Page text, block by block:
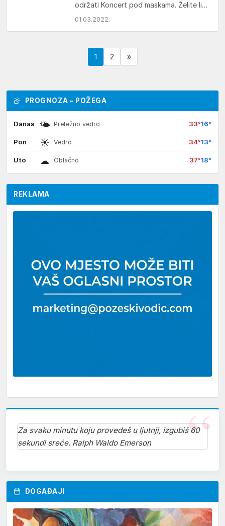
održati Koncert pod maskama. Želite li
saznati što su ‘maskirani glazbenjaci’
01.03.2022.
1 2 »
PROGNOZA – POŽEGA
Danas 🌤 Pretežno vedro 33°16°
Pon ☀ Vedro 34°13°
Uto ☁ Oblačno 37°18°
REKLAMA
Za svaku minutu koju provedeš u ljutnji, izgubiš 60
sekundi sreće. Ralph Waldo Emerson
DOGAĐAJI